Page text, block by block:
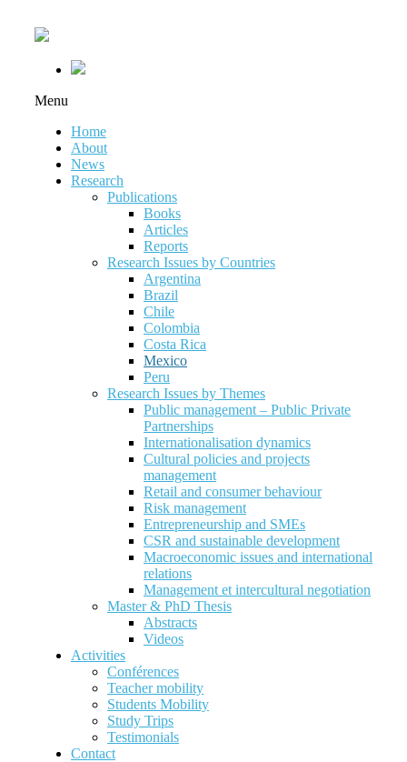
Menu
Home
About
News
Research
Publications
Books
Articles
Reports
Research Issues by Countries
Argentina
Brazil
Chile
Colombia
Costa Rica
Mexico
Peru
Research Issues by Themes
Public management – Public Private
Partnerships
Internationalisation dynamics
Cultural policies and projects
management
Retail and consumer behaviour
Risk management
Entrepreneurship and SMEs
CSR and sustainable development
Macroeconomic issues and international
relations
Management et intercultural negotiation
Master & PhD Thesis
Abstracts
Videos
Activities
Conférences
Teacher mobility
Students Mobility
Study Trips
Testimonials
Contact